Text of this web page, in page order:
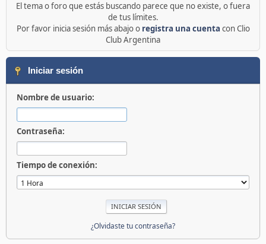
El tema o foro que estás buscando parece que no existe, o fuera
de tus límites.
Por favor inicia sesión más abajo o registra una cuenta con Clio
Club Argentina
Iniciar sesión
Nombre de usuario:
Contraseña:
Tiempo de conexión:
¿Olvidaste tu contraseña?